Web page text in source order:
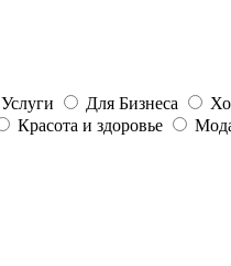
Услуги Для Бизнеса
Красота и здоровье